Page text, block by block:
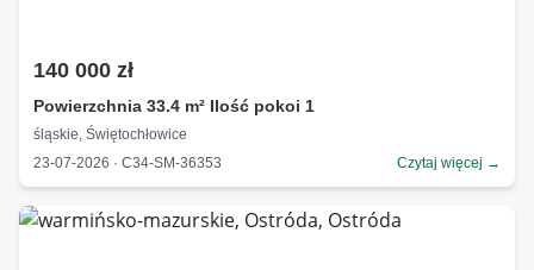
140 000 zł
Powierzchnia 33.4 m² Ilość pokoi 1
śląskie, Świętochłowice
23-07-2026 · C34-SM-36353
Czytaj więcej →